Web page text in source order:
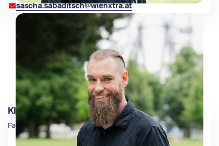
sascha.sabaditsch@wienxtra.at
Klaus Sieberth
Facility Management